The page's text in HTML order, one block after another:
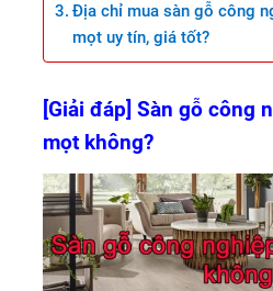
Địa chỉ mua sàn gỗ công
mọt uy tín, giá tốt?
[Giải đáp] Sàn gỗ công
mọt không?